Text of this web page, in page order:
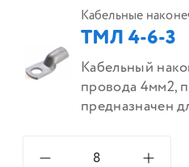
Кабельные
ТМЛ 4-6-3
Кабельный
провода 4мм2,
предназначен